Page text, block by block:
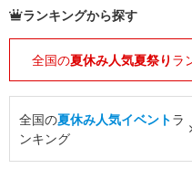
ランキングから探す
全国の夏休み人気夏祭り ラ
全国の夏休み人気イベントラ
ンキング